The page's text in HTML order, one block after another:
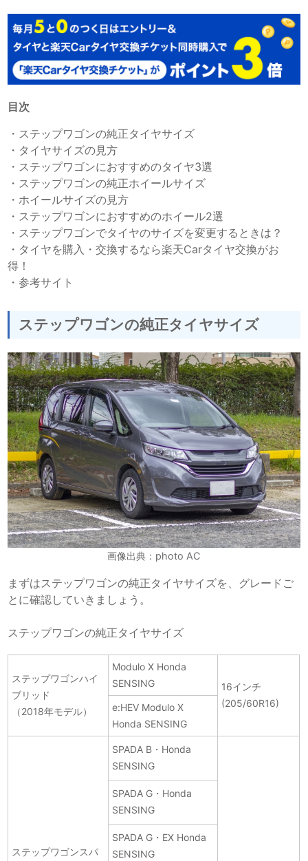
目次
・ ステップワゴンの純正タイヤサイズ
・ タイヤサイズの見方
・ ステップワゴンにおすすめのタイヤ3選
・ ステップワゴンの純正ホイールサイズ
・ ホイールサイズの見方
・ ステップワゴンにおすすめのホイール2選
・ ステップワゴンでタイヤのサイズを変更するときは？
・ タイヤを購入・交換するなら楽天Carタイヤ交換がお
得！
・参考サイト
ステップワゴンの純正タイヤサイズ
画像出典：photo AC
まずはステップワゴンの純正タイヤサイズを、グレードご
とに確認していきましょう。
ステップワゴンの純正タイヤサイズ
ステップワゴンハイ
ブリッド
（2018年モデル）
Modulo X Honda
SENSING
16インチ
(205/60R16)
e:HEV Modulo X
Honda SENSING
ステップワゴンスパ
SPADA B・Honda
SENSING
SPADA G・Honda
SENSING
SPADA G・EX Honda
SENSING